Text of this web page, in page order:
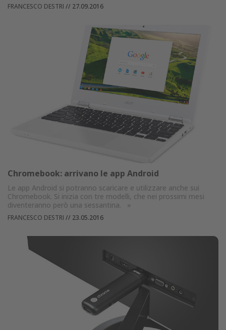
FRANCESCO DESTRI // 27.09.2016
Chromebook: arrivano le app Android
Le app Android si potranno scaricare e utilizzare anche sui
Chromebook. Si inizia con tre modelli, che nei prossimi mesi
diventeranno però una sessantina.
»
FRANCESCO DESTRI // 23.05.2016